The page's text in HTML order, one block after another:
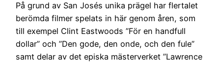
På grund av San Josés unika prägel har flertalet
berömda filmer spelats in här genom åren, som
till exempel Clint Eastwoods ”För en handfull
dollar” och ”Den gode, den onde, och den fule”
samt delar av det episka mästerverket ”Lawrence